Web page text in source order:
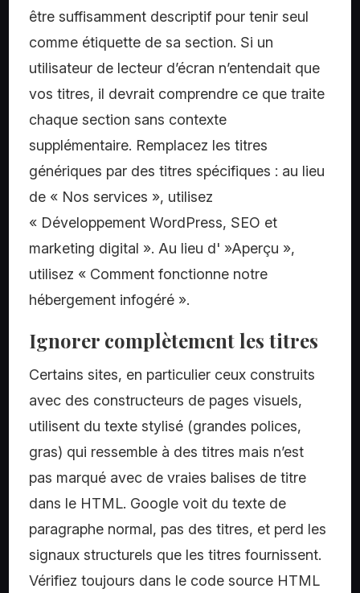
être suffisamment descriptif pour tenir seul
comme étiquette de sa section. Si un
utilisateur de lecteur d’écran n’entendait que
vos titres, il devrait comprendre ce que traite
chaque section sans contexte
supplémentaire. Remplacez les titres
génériques par des titres spécifiques : au lieu
de « Nos services », utilisez
« Développement WordPress, SEO et
marketing digital ». Au lieu d' »Aperçu »,
utilisez « Comment fonctionne notre
hébergement infogéré ».
Ignorer complètement les titres
Certains sites, en particulier ceux construits
avec des constructeurs de pages visuels,
utilisent du texte stylisé (grandes polices,
gras) qui ressemble à des titres mais n’est
pas marqué avec de vraies balises de titre
dans le HTML. Google voit du texte de
paragraphe normal, pas des titres, et perd les
signaux structurels que les titres fournissent.
Vérifiez toujours dans le code source HTML